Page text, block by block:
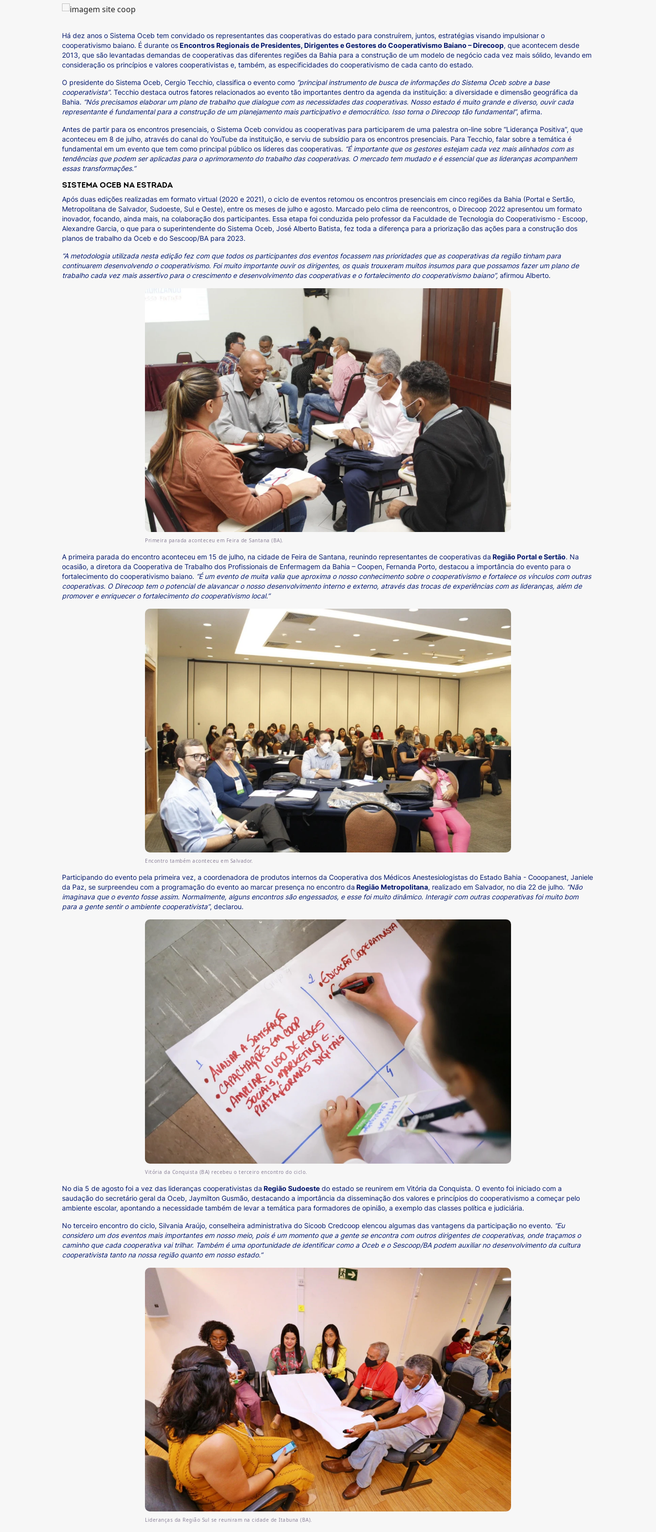
Há dez anos o Sistema Oceb tem convidado os representantes das cooperativas do estado para construírem, juntos, estratégias visando impulsionar o
cooperativismo baiano. É durante osEncontros Regionais de Presidentes, Dirigentes e Gestores do Cooperativismo Baiano – Direcoop, que acontecem desde
2013, que são levantadas demandas de cooperativas das diferentes regiões da Bahia para a construção de um modelo de negócio cada vez mais sólido, levando em
consideração os princípios e valores cooperativistas e, também, as especificidades do cooperativismo de cada canto do estado.
O presidente do Sistema Oceb, Cergio Tecchio, classifica o evento como “principal instrumento de busca de informações do Sistema Oceb sobre a base
cooperativista”. Tecchio destaca outros fatores relacionados ao evento tão importantes dentro da agenda da instituição: a diversidade e dimensão geográfica da
Bahia. “Nós precisamos elaborar um plano de trabalho que dialogue com as necessidades das cooperativas. Nosso estado é muito grande e diverso, ouvir cada
representante é fundamental para a construção de um planejamento mais participativo e democrático. Isso torna o Direcoop tão fundamental”, afirma.
Antes de partir para os encontros presenciais, o Sistema Oceb convidou as cooperativas para participarem de uma palestra on-line sobre “Liderança Positiva”, que
aconteceu em 8 de julho, através do canal do YouTube da instituição, e serviu de subsídio para os encontros presenciais. Para Tecchio, falar sobre a temática é
fundamental em um evento que tem como principal público os líderes das cooperativas. “É importante que os gestores estejam cada vez mais alinhados com as
tendências que podem ser aplicadas para o aprimoramento do trabalho das cooperativas. O mercado tem mudado e é essencial que as lideranças acompanhem
essas transformações.”
SISTEMA OCEB NA ESTRADA
Após duas edições realizadas em formato virtual (2020 e 2021), o ciclo de eventos retomou os encontros presenciais em cinco regiões da Bahia (Portal e Sertão,
Metropolitana de Salvador, Sudoeste, Sul e Oeste), entre os meses de julho e agosto. Marcado pelo clima de reencontros, o Direcoop 2022 apresentou um formato
inovador, focando, ainda mais, na colaboração dos participantes. Essa etapa foi conduzida pelo professor da Faculdade de Tecnologia do Cooperativismo - Escoop,
Alexandre Garcia, o que para o superintendente do Sistema Oceb, José Alberto Batista, fez toda a diferença para a priorização das ações para a construção dos
planos de trabalho da Oceb e do Sescoop/BA para 2023.
“A metodologia utilizada nesta edição fez com que todos os participantes dos eventos focassem nas prioridades que as cooperativas da região tinham para
continuarem desenvolvendo o cooperativismo. Foi muito importante ouvir os dirigentes, os quais trouxeram muitos insumos para que possamos fazer um plano de
trabalho cada vez mais assertivo para o crescimento e desenvolvimento das cooperativas e o fortalecimento do cooperativismo baiano”, afirmou Alberto.
Primeira parada aconteceu em Feira de Santana (BA).
A primeira parada do encontro aconteceu em 15 de julho, na cidade de Feira de Santana, reunindo representantes de cooperativas da Região Portal e Sertão. Na
ocasião, a diretora da Cooperativa de Trabalho dos Profissionais de Enfermagem da Bahia – Coopen, Fernanda Porto, destacou a importância do evento para o
fortalecimento do cooperativismo baiano. “É um evento de muita valia que aproxima o nosso conhecimento sobre o cooperativismo e fortalece os vínculos com outras
cooperativas. O Direcoop tem o potencial de alavancar o nosso desenvolvimento interno e externo, através das trocas de experiências com as lideranças, além de
promover e enriquecer o fortalecimento do cooperativismo local.”
Encontro também aconteceu em Salvador.
Participando do evento pela primeira vez, a coordenadora de produtos internos da Cooperativa dos Médicos Anestesiologistas do Estado Bahia - Cooopanest, Janiele
da Paz, se surpreendeu com a programação do evento ao marcar presença no encontro da Região Metropolitana, realizado em Salvador, no dia 22 de julho. “Não
imaginava que o evento fosse assim. Normalmente, alguns encontros são engessados, e esse foi muito dinâmico. Interagir com outras cooperativas foi muito bom
para a gente sentir o ambiente cooperativista”, declarou.
Vitória da Conquista (BA) recebeu o terceiro encontro do ciclo.
No dia 5 de agosto foi a vez das lideranças cooperativistas da Região Sudoeste do estado se reunirem em Vitória da Conquista. O evento foi iniciado com a
saudação do secretário geral da Oceb, Jaymilton Gusmão, destacando a importância da disseminação dos valores e princípios do cooperativismo a começar pelo
ambiente escolar, apontando a necessidade também de levar a temática para formadores de opinião, a exemplo das classes política e judiciária.
No terceiro encontro do ciclo, Silvania Araújo, conselheira administrativa do Sicoob Credcoop elencou algumas das vantagens da participação no evento. “Eu
considero um dos eventos mais importantes em nosso meio, pois é um momento que a gente se encontra com outros dirigentes de cooperativas, onde traçamos o
caminho que cada cooperativa vai trilhar. Também é uma oportunidade de identificar como a Oceb e o Sescoop/BA podem auxiliar no desenvolvimento da cultura
cooperativista tanto na nossa região quanto em nosso estado.”
Lideranças da Região Sul se reuniram na cidade de Itabuna (BA).